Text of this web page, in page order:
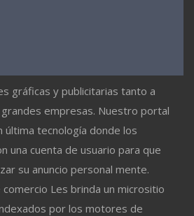
gráficas y publicitarias tanto a
empresas. Nuestro portal
tecnología donde los
una cuenta de usuario para que
su anuncio personal mente.
Les brinda un micrositio
por los motores de